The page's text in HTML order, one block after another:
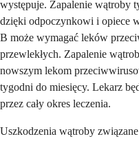
występuje. Zapalenie wątroby
dzięki odpoczynkowi i opiece
B może wymagać leków
przewlekłych. Zapalenie
nowszym lekom
tygodni do miesięcy. Lekarz
przez cały okres leczenia.
Uszkodzenia wątroby